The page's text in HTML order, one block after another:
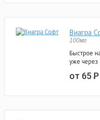
Виагра
100мг
Быстрое
уже через
от 65Р